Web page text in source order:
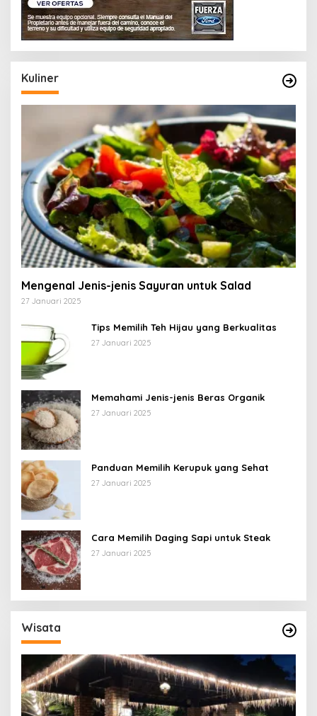
Kuliner
Mengenal Jenis-jenis Sayuran untuk Salad
27 Januari 2025
Tips Memilih Teh Hijau yang Berkualitas
27 Januari 2025
Memahami Jenis-jenis Beras Organik
27 Januari 2025
Panduan Memilih Kerupuk yang Sehat
27 Januari 2025
Cara Memilih Daging Sapi untuk Steak
27 Januari 2025
Wisata